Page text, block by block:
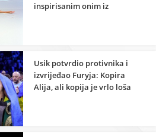
inspirisanim onim iz
Usik potvrdio protivnika i
izvrijeđao Furyja: Kopira
Alija, ali kopija je vrlo loša